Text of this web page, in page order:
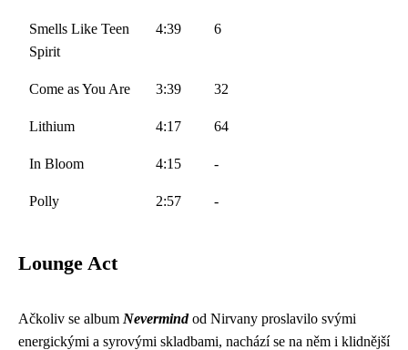
Smells Like Teen
Spirit
4:39 6
Come as You Are 3:39 32
Lithium 4:17 64
In Bloom 4:15 -
Polly 2:57 -
Lounge Act
Ačkoliv se album Nevermindod Nirvany proslavilo svými
energickými a syrovými skladbami, nachází se na něm i klidnější